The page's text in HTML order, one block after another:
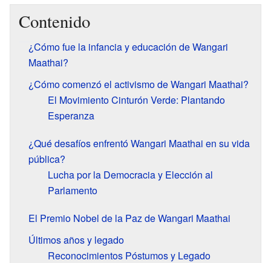
Contenido
¿Cómo fue la infancia y educación de Wangari
Maathai?
¿Cómo comenzó el activismo de Wangari Maathai?
El Movimiento Cinturón Verde: Plantando
Esperanza
¿Qué desafíos enfrentó Wangari Maathai en su vida
pública?
Lucha por la Democracia y Elección al
Parlamento
El Premio Nobel de la Paz de Wangari Maathai
Últimos años y legado
Reconocimientos Póstumos y Legado